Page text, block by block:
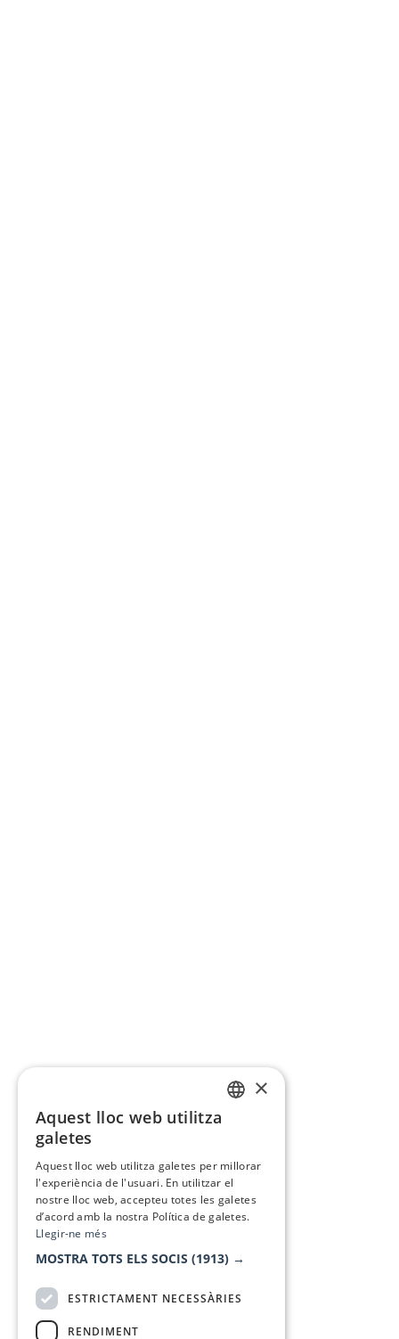
×
Aquest lloc web utilitza
galetes
Aquest lloc web utilitza galetes per millorar
l'experiència de l'usuari. En utilitzar el
nostre lloc web, accepteu totes les galetes
d’acord amb la nostra Política de galetes.
Llegir-ne més
MOSTRA TOTS ELS SOCIS (1913) →
ESTRICTAMENT NECESSÀRIES
RENDIMENT